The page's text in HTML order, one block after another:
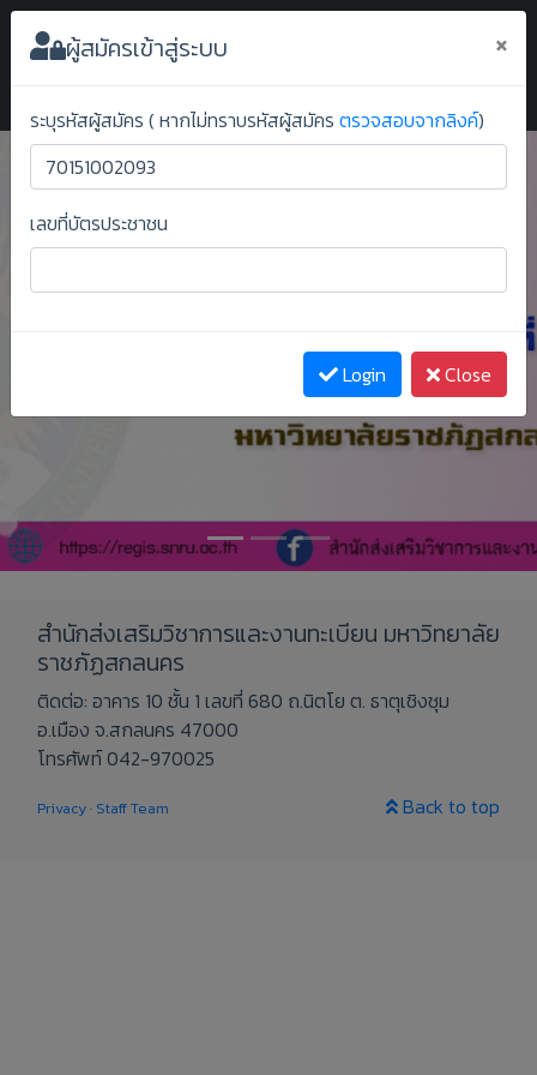
ระบบยืนยันสิทธิ์ออนไลน์ ม.ราชภัฏสกลนคร
ผู้สมัครเข้าสู่ระบบ ×
ระบุรหัสผู้สมัคร ( หากไม่ทราบรหัสผู้สมัคร ตรวจสอบจากลิงค์)
เลขที่บัตรประชาชน
Login Close Next
สำนักส่งเสริมวิชาการและงานทะเบียน มหาวิทยาลัย
ราชภัฏสกลนคร
ติดต่อ: อาคาร 10 ชั้น 1 เลขที่ 680 ถ.นิตโย ต. ธาตุเชิงชุม
อ.เมือง จ.สกลนคร 47000
โทรศัพท์ 042-970025
Back to top
Privacy· Staff Team